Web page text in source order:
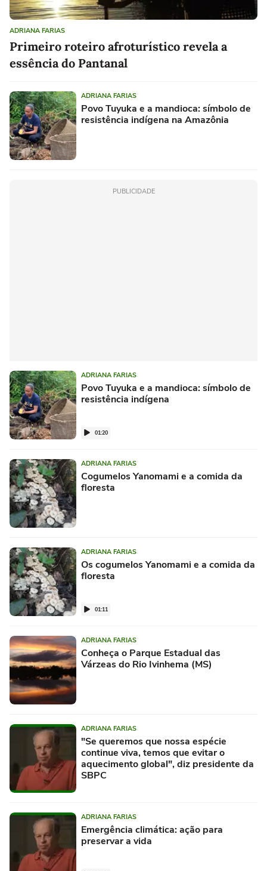
ADRIANA FARIAS
Primeiro roteiro afroturístico revela a
essência do Pantanal
ADRIANA FARIAS
Povo Tuyuka e a mandioca: símbolo de
resistência indígena na Amazônia
PUBLICIDADE
ADRIANA FARIAS
Povo Tuyuka e a mandioca: símbolo de
resistência indígena
01:20
ADRIANA FARIAS
Cogumelos Yanomami e a comida da
floresta
ADRIANA FARIAS
Os cogumelos Yanomami e a comida da
floresta
01:11
ADRIANA FARIAS
Conheça o Parque Estadual das
Várzeas do Rio Ivinhema (MS)
ADRIANA FARIAS
"Se queremos que nossa espécie
continue viva, temos que evitar o
aquecimento global", diz presidente da
SBPC
ADRIANA FARIAS
Emergência climática: ação para
preservar a vida